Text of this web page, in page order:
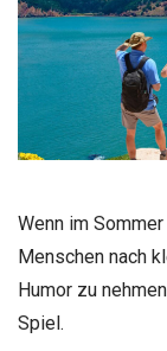
Wenn im
Menschen nach
Humor zu
Spiel.